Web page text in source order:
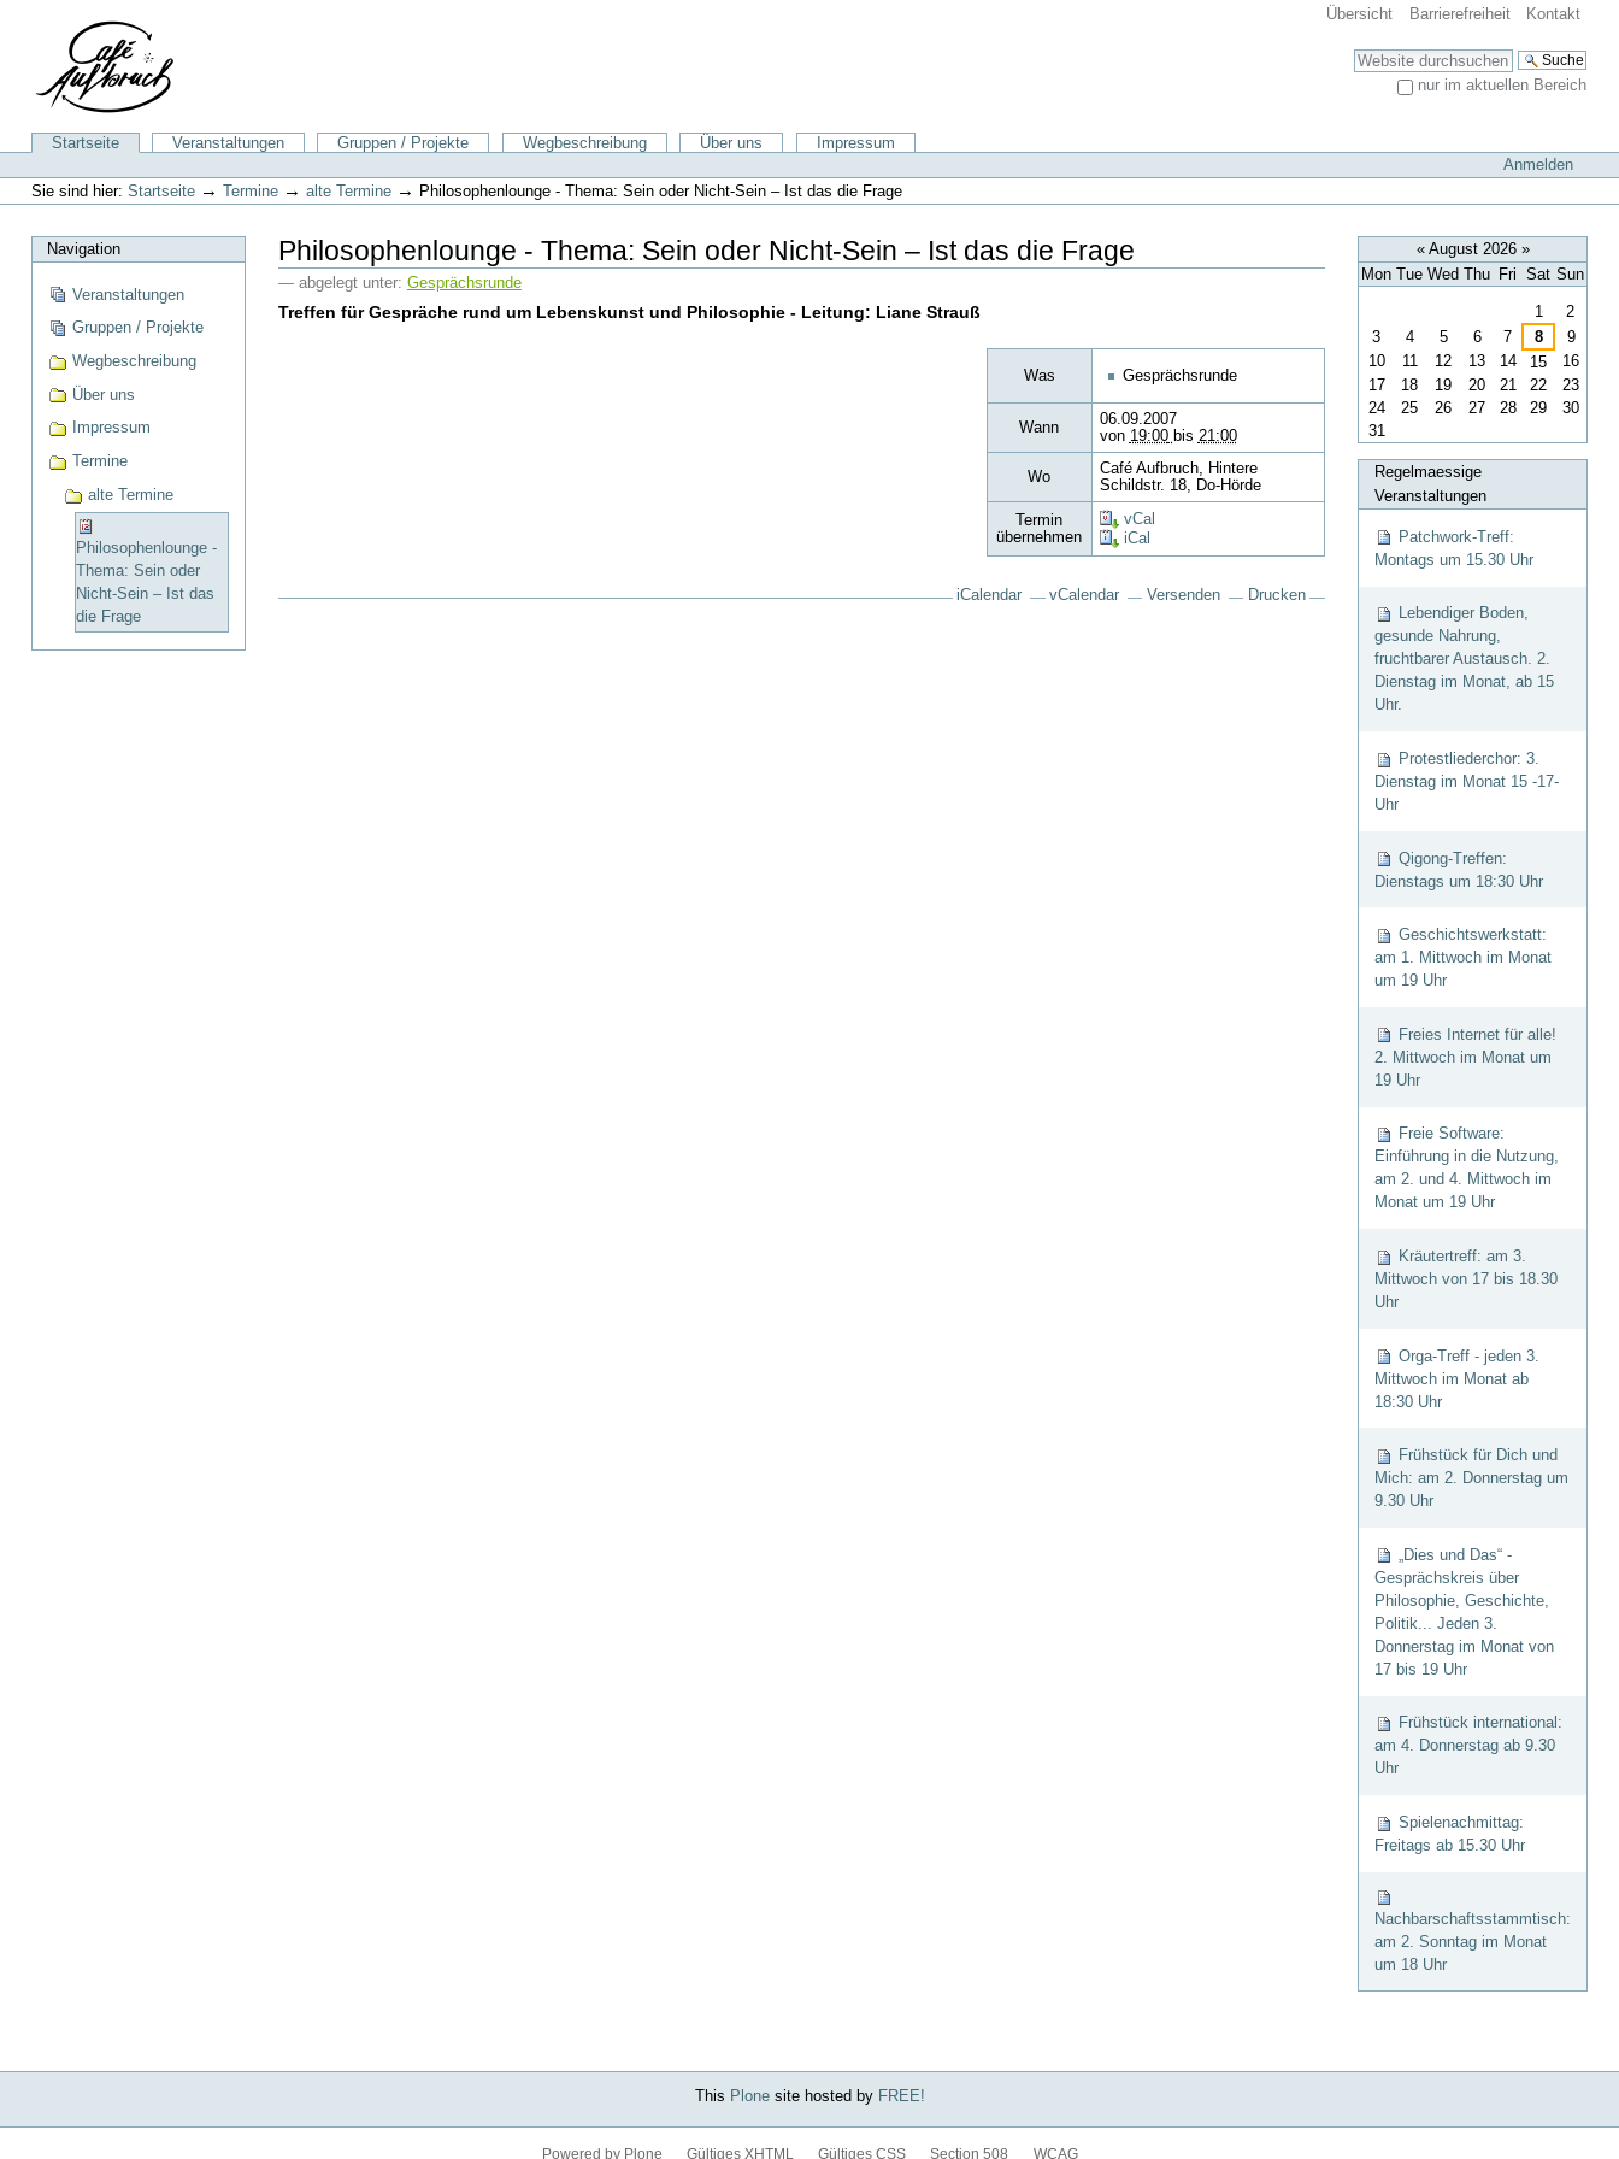
Navigation
Übersicht Barrierefreiheit Kontakt
Website durchsuchen
nur im aktuellen Bereich
SektionenStartseite Veranstaltungen Gruppen / Projekte Wegbeschreibung Über uns
Impressum
Benutzerspezifische
Werkzeuge
Anmelden
Sie sind hier: Startseite → Termine → alte Termine → Philosophenlounge - Thema: Sein oder Nicht-Sein – Ist das die Frage
Navigation
Veranstaltungen
Gruppen / Projekte
Wegbeschreibung
Über uns
Impressum
Termine
alte Termine
Philosophenlounge -
Thema: Sein oder
Nicht-Sein – Ist das
die Frage
Philosophenlounge - Thema: Sein oder Nicht-Sein – Ist das die Frage
— abgelegt unter: Gesprächsrunde
Treffen für Gespräche rund um Lebenskunst und Philosophie - Leitung: Liane Strauß
Was Gesprächsrunde
Wann
06.09.2007
von 19:00 bis 21:00
Wo
Café Aufbruch, Hintere
Schildstr. 18, Do-Hörde
Termin
übernehmen
vCal
iCal
iCalendar vCalendar Versenden Drucken
«August 2026 »
Mon Tue Wed Thu Fri Sat Sun
1
2
3
4 5 6 7 8
9
10
11 12 13 14 15
16
17
18 19 20 21 22
23
24
25 26 27 28 29
30
31
Regelmaessige
Veranstaltungen
Patchwork-Treff:
Montags um 15.30 Uhr
Lebendiger Boden,
gesunde Nahrung,
fruchtbarer Austausch. 2.
Dienstag im Monat, ab 15
Uhr.
Protestliederchor: 3.
Dienstag im Monat 15 -17-
Uhr
Qigong-Treffen:
Dienstags um 18:30 Uhr
Geschichtswerkstatt:
am 1. Mittwoch im Monat
um 19 Uhr
Freies Internet für alle!
2. Mittwoch im Monat um
19 Uhr
Freie Software:
Einführung in die Nutzung,
am 2. und 4. Mittwoch im
Monat um 19 Uhr
Kräutertreff: am 3.
Mittwoch von 17 bis 18.30
Uhr
Orga-Treff - jeden 3.
Mittwoch im Monat ab
18:30 Uhr
Frühstück für Dich und
Mich: am 2. Donnerstag um
9.30 Uhr
„Dies und Das“ -
Gesprächskreis über
Philosophie, Geschichte,
Politik... Jeden 3.
Donnerstag im Monat von
17 bis 19 Uhr
Frühstück international:
am 4. Donnerstag ab 9.30
Uhr
Spielenachmittag:
Freitags ab 15.30 Uhr
Nachbarschaftsstammtisch:
am 2. Sonntag im Monat
um 18 Uhr
This Plonesite hosted by FREE!
Powered by Plone Gültiges XHTML Gültiges CSS Section 508 WCAG